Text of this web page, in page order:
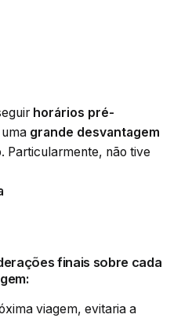
horários pré-
grande desvantagem
Particularmente, não tive
finais sobre cada
viagem, evitaria a